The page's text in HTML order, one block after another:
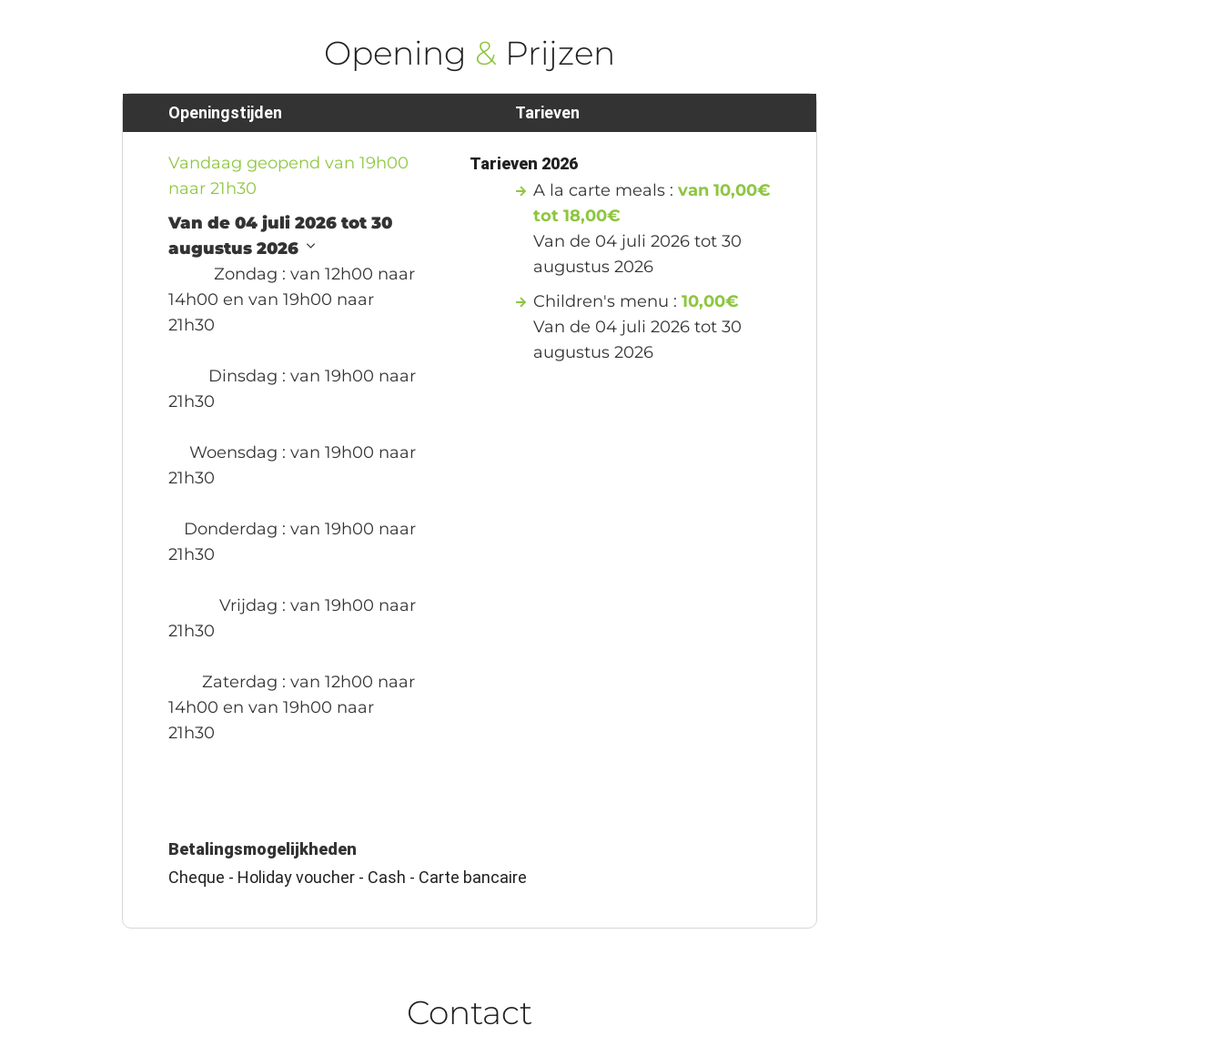
Opening & Prijzen
Openingstijden
Vandaag geopend van 19h00
naar 21h30
Van de 04 juli 2026 tot 30
augustus 2026
Zondag : van 12h00 naar
14h00 en van 19h00 naar
21h30
Dinsdag : van 19h00 naar
21h30
Woensdag : van 19h00 naar
21h30
Donderdag : van 19h00 naar
21h30
Vrijdag : van 19h00 naar
21h30
Zaterdag : van 12h00 naar
14h00 en van 19h00 naar
21h30
Tarieven
Tarieven 2026
A la carte meals :van 10,00€
tot 18,00€
Van de 04 juli 2026 tot 30
augustus 2026
Children's menu :10,00€
Van de 04 juli 2026 tot 30
augustus 2026
Betalingsmogelijkheden
Cheque - Holiday voucher - Cash - Carte bancaire
Contact